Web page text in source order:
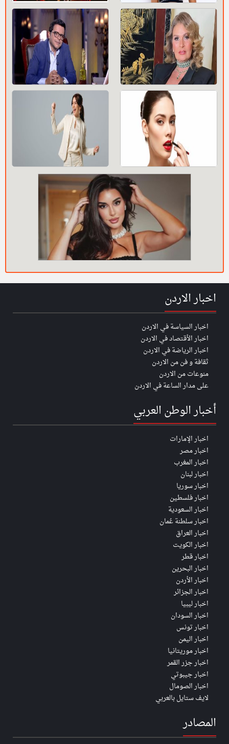
اخبار الاردن
اخبار السياسة في الاردن
اخبار الأقتصاد في الاردن
اخبار الرياضة في الاردن
ثقافة و فن من الاردن
منوعات من الاردن
على مدار الساعة في الاردن
أخبار الوطن العربي
اخبار الإمارات
اخبار مصر
اخبار المغرب
اخبار لبنان
اخبار سوريا
اخبار فلسطين
اخبار السعودية
اخبار سلطنة عُمان
اخبار العراق
اخبار الكويت
اخبار قطر
اخبار البحرين
اخبار الأردن
اخبار الجزائر
اخبار ليبيا
اخبار السودان
اخبار تونس
اخبار اليمن
اخبار موريتانيا
اخبار جزر القمر
اخبار جيبوتي
اخبار الصومال
لايف ستايل بالعربي
المصادر